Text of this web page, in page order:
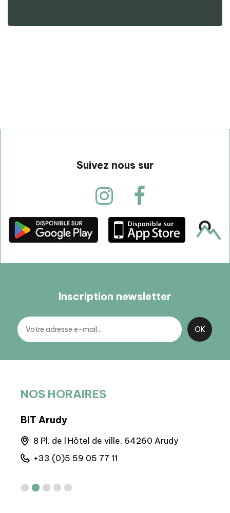
Suivez nous sur
Inscription newsletter
NOS HORAIRES
BIT Arudy
8 Pl. de l'Hôtel de ville, 64260 Arudy
+33 (0)5 59 05 77 11